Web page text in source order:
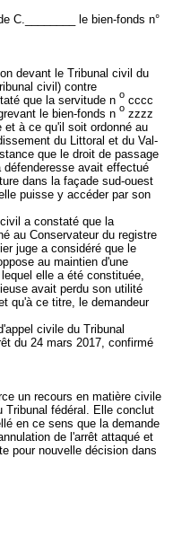
C.________ le bien-fonds n°
devant le Tribunal civil du
civil) contre
que la servitude n o cccc
le bien-fonds n o zzzz
à ce qu'il soit ordonné au
du Littoral et du Val-
que le droit de passage
avait effectué
dans la façade sud-ouest
puisse y accéder par son
a constaté que la
au Conservateur du registre
juge a considéré que le
au maintien d'une
elle a été constituée,
avait perdu son utilité
qu'à ce titre, le demandeur
civile du Tribunal
du 24 mars 2017, confirmé
un recours en matière civile
Tribunal fédéral. Elle conclut
en ce sens que la demande
de l'arrêt attaqué et
pour nouvelle décision dans